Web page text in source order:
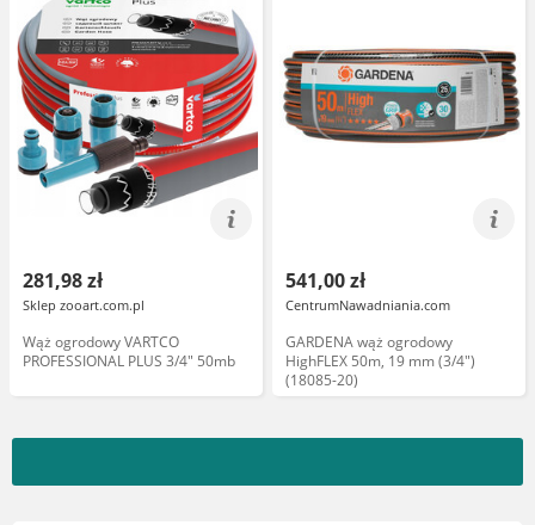
281,98 zł
Sklep zooart.com.pl
Wąż ogrodowy VARTCO
PROFESSIONAL PLUS 3/4" 50mb
541,00 zł
CentrumNawadniania.com
GARDENA wąż ogrodowy
HighFLEX 50m, 19 mm (3/4")
(18085-20)